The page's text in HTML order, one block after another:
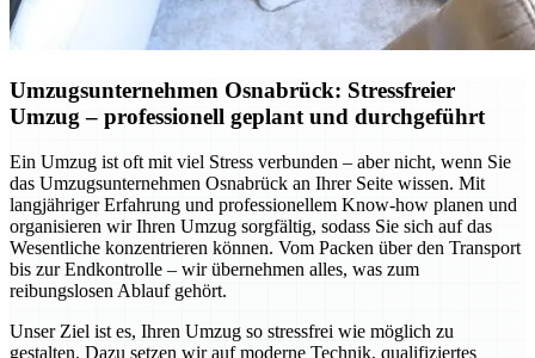
Umzugsunternehmen Osnabrück: Stressfreier
Umzug – professionell geplant und durchgeführt
Ein Umzug ist oft mit viel Stress verbunden – aber nicht, wenn Sie
das Umzugsunternehmen Osnabrück an Ihrer Seite wissen. Mit
langjähriger Erfahrung und professionellem Know-how planen und
organisieren wir Ihren Umzug sorgfältig, sodass Sie sich auf das
Wesentliche konzentrieren können. Vom Packen über den Transport
bis zur Endkontrolle – wir übernehmen alles, was zum
reibungslosen Ablauf gehört.
Unser Ziel ist es, Ihren Umzug so stressfrei wie möglich zu
gestalten. Dazu setzen wir auf moderne Technik, qualifiziertes